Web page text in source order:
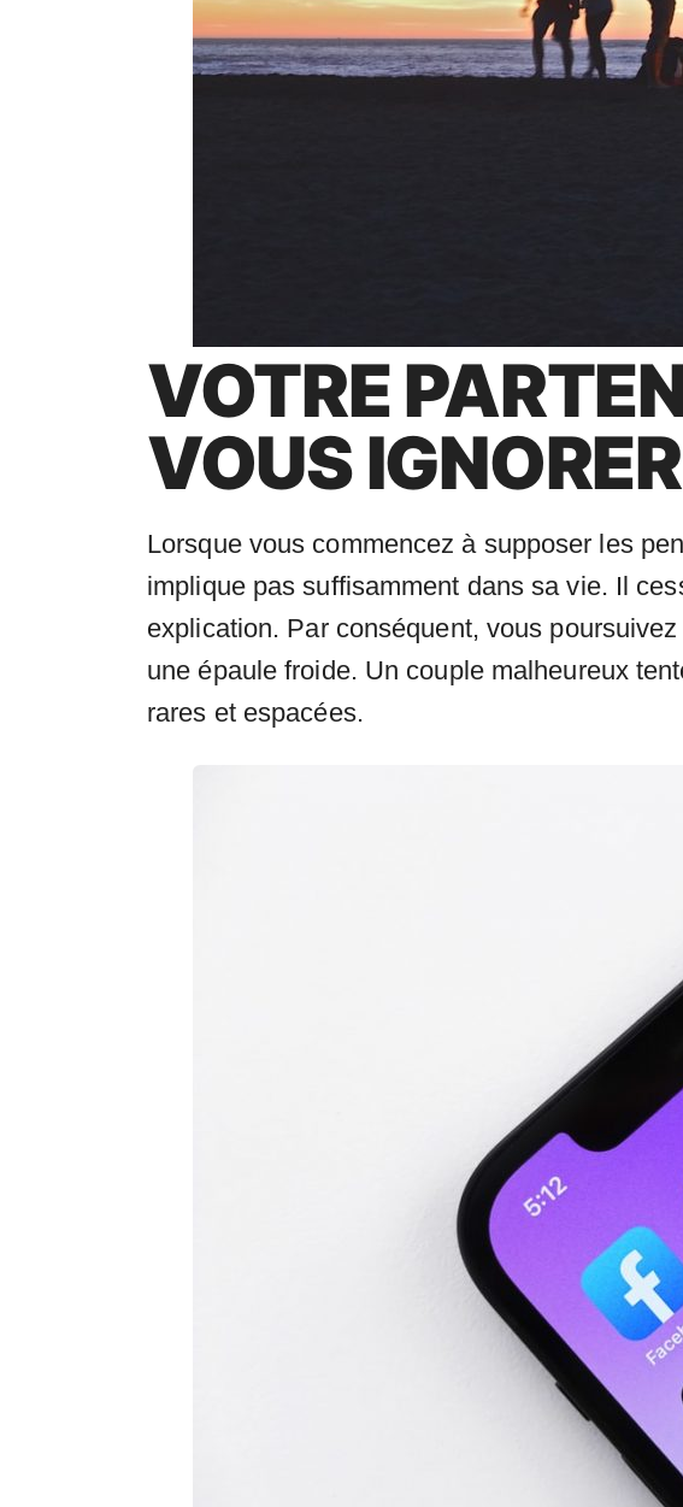
VOTRE
VOUS IGNORER
Lorsque vous commencez à supposer les
implique pas suffisamment dans sa vie. Il
explication. Par conséquent, vous
une épaule froide. Un couple malheureux
rares et espacées.